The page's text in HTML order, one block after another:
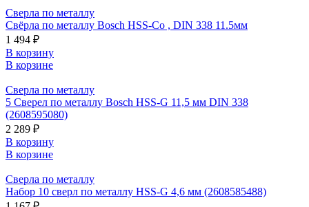
Сверла по металлу
Свёрла по металлу Bosch HSS-Co , DIN 338 11.5мм
1 494 ₽
В корзину
В корзине
Сверла по металлу
5 Сверел по металлу Bosch HSS-G 11,5 мм DIN 338
(2608595080)
2 289 ₽
В корзину
В корзине
Сверла по металлу
Набор 10 сверл по металлу HSS-G 4,6 мм (2608585488)